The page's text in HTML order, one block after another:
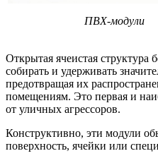
ПВХ-модули
Открытая ячеистая структура
собирать и удерживать
предотвращая их
помещениям. Это первая и
от уличных агрессоров.
Конструктивно, эти модули
поверхность, ячейки или